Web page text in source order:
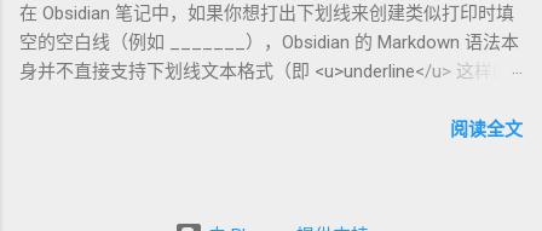
常打折，30加币搞定。华人论坛也有二手交易，20加币能淘好
货。 便携行车加热垫 让加拿大华人冬天开车暖呼呼，赶紧入
手，出行更舒心！
在 Obsidian 笔记中，如果你想打出下划线来创建类似打印时填
空的空白线（例如 _______），Obsidian 的 Markdown 语法本
身并不直接支持下划线文本格式（即 <u>underline</u> 这样的
以下方法实现类似效果： 方法 1：使用下划线字符 直接输入连
阅读全文